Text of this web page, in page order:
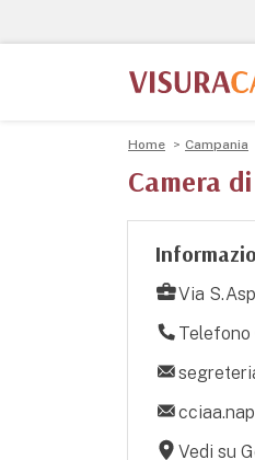
Home Campania
Camera
Via
Telefono
Vedi su